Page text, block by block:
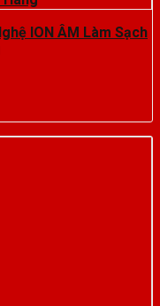
ION ÂM Làm Sạch